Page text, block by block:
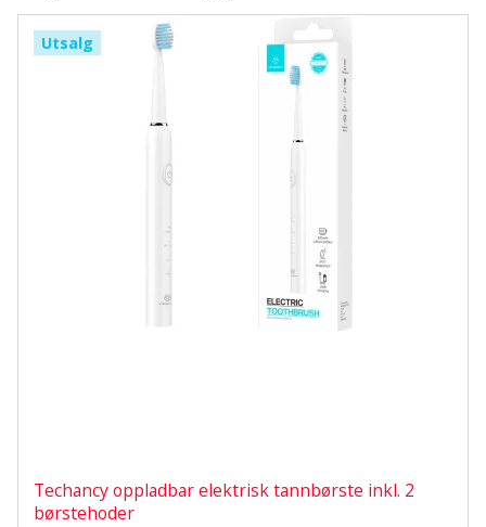
Utsalg
Techancy oppladbar elektrisk tannbørste inkl. 2
børstehoder